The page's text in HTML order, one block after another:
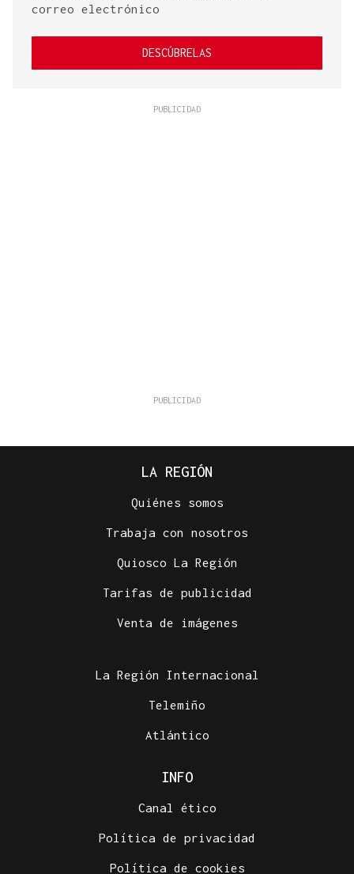
correo electrónico
DESCÚBRELAS
LA REGIÓN
Quiénes somos
Trabaja con nosotros
Quiosco La Región
Tarifas de publicidad
Venta de imágenes
La Región Internacional
Telemiño
Atlántico
INFO
Canal ético
Política de privacidad
Política de cookies